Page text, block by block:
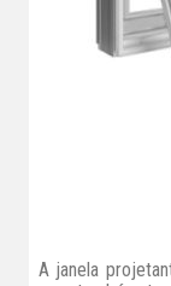
A janela